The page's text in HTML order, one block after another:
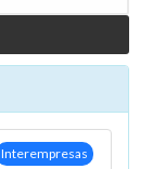
Interempresas